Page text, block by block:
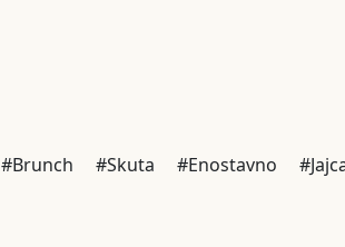
#Brunch #Skuta #Enostavno